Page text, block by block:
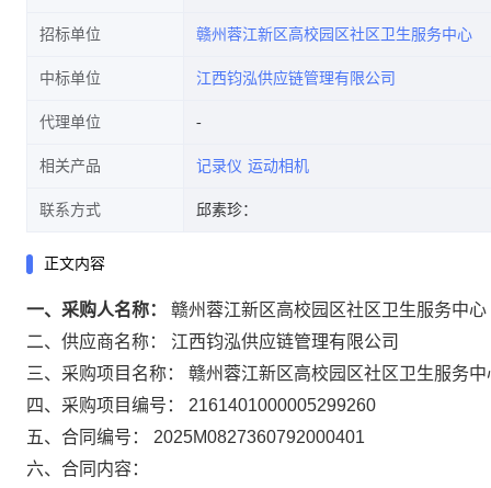
招标单位 赣州蓉江新区高校园区社区卫生服务中心
中标单位 江西钧泓供应链管理有限公司
代理单位
相关产品 记录仪 运动相机
联系方式 邱素珍：
正文内容
一、采购人名称：
赣州蓉江新区高校园区社区卫生服务中心
二、供应商名称：
江西钧泓供应链管理有限公司
三、采购项目名称：
赣州蓉江新区高校园区社区卫生服务
四、采购项目编号：
2161401000005299260
五、合同编号：
2025M0827360792000401
六、合同内容：